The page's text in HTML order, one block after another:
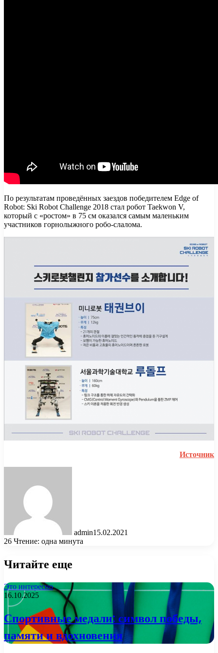
По результатам проведённых заездов победителем Edge of
Robot: Ski Robot Challenge 2018 стал робот Taekwon V,
который с «ростом» в 75 см оказался самым маленьким
участников горнолыжного робо-слалома.
Источник
admin15.02.2021
26 Чтение: одна минута
Читайте еще
Это интересно
16.10.2025
Спортивные медали: символ победы,
памяти и вдохновения